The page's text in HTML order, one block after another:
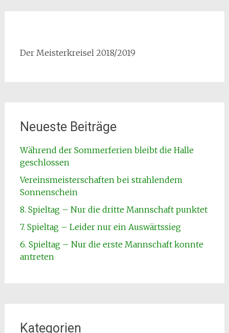
Der Meisterkreisel 2018/2019
Neueste Beiträge
Während der Sommerferien bleibt die Halle
geschlossen
Vereinsmeisterschaften bei strahlendem
Sonnenschein
8. Spieltag – Nur die dritte Mannschaft punktet
7. Spieltag – Leider nur ein Auswärtssieg
6. Spieltag – Nur die erste Mannschaft konnte
antreten
Kategorien